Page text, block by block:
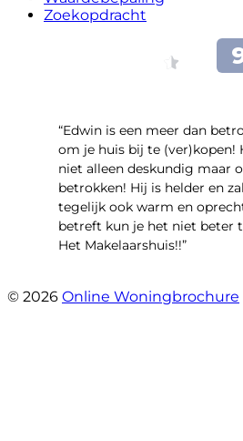
Zoekopdracht
“Edwin is een meer dan
om je huis bij te (ver)kopen!
niet alleen deskundig maar
betrokken! Hij is helder en
tegelijk ook warm en
betreft kun je het niet beter
Het Makelaarshuis!!”
© 2026 Online Woningbrochure